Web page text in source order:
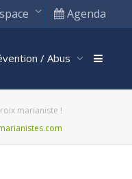
Agenda
/ Abus
marianiste !